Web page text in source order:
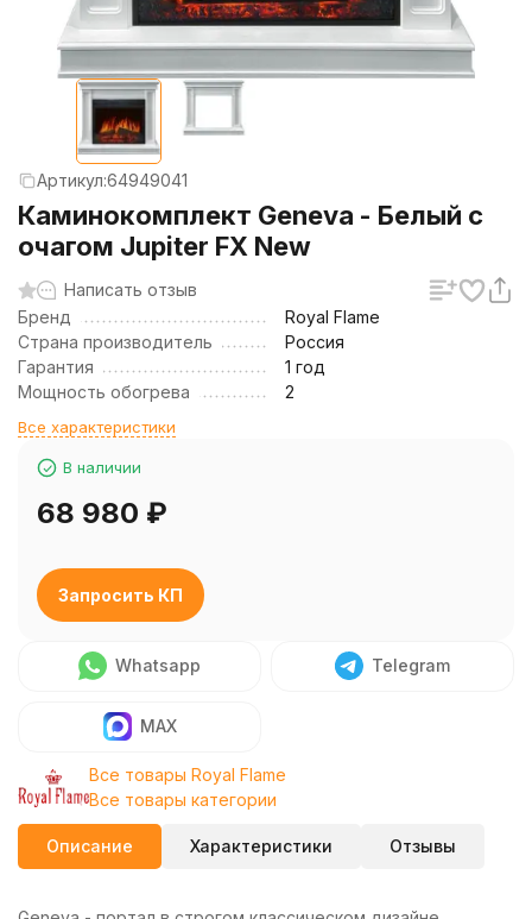
Артикул:64949041
Каминокомплект Geneva - Белый с
очагом Jupiter FX New
Написать отзыв
Бренд
Royal Flame
Страна производитель
Россия
Гарантия
1 год
Мощность обогрева
2
Все характеристики
В наличии
68 980 ₽
Запросить КП
Whatsapp Telegram
MAX
Все товары Royal Flame
Все товары категории
Описание Характеристики Отзывы